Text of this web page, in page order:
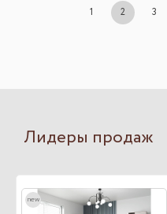
1 2 3
Лидеры продаж
new